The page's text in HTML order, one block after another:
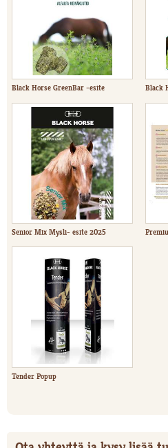
Black Horse GreenBar -esite Black
Senior Mix Mysli- esite 2025
Tender Popup